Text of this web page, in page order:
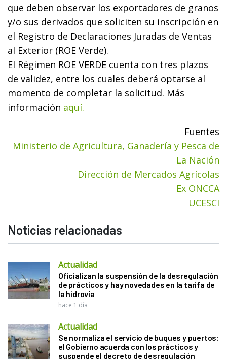
que deben observar los exportadores de granos
y/o sus derivados que soliciten su inscripción en
el Registro de Declaraciones Juradas de Ventas
al Exterior (ROE Verde).
El Régimen ROE VERDE cuenta con tres plazos
de validez, entre los cuales deberá optarse al
momento de completar la solicitud. Más
información aquí.
Fuentes
Ministerio de Agricultura, Ganadería y Pesca de
La Nación
Dirección de Mercados Agrícolas
Ex ONCCA
UCESCI
Noticias relacionadas
Actualidad
Oficializan la suspensión de la desregulación
de prácticos y hay novedades en la tarifa de
la hidrovía
hace 1 día
Actualidad
Se normaliza el servicio de buques y puertos:
el Gobierno acuerda con los prácticos y
suspende el decreto de desregulación